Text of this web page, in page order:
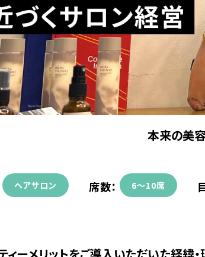
本来の美
ヘアサロン 席数： 6〜10席